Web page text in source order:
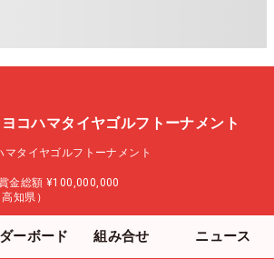
コハマタイヤゴルフトーナメント
タイヤゴルフトーナメント
金総額 ¥100,000,000
知県）
ーボード 組み合せ ニュース